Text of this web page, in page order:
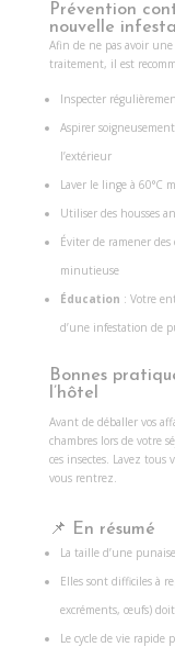
Prévention
nouvelle
Afin de ne pas avoir
traitement, il est
Inspecter
Aspirer
l’extérieur
Laver le linge à
Utiliser des housses
Éviter de ramener des
minutieuse
Éducation : Votre
d’une infestation de
Bonnes
l’hôtel
Avant de déballer vos
chambres lors de votre
ces insectes. Lavez tous
vous rentrez.
📌 En résumé
La taille d’une
Elles sont difficiles à
excréments, œufs)
Le cycle de vie